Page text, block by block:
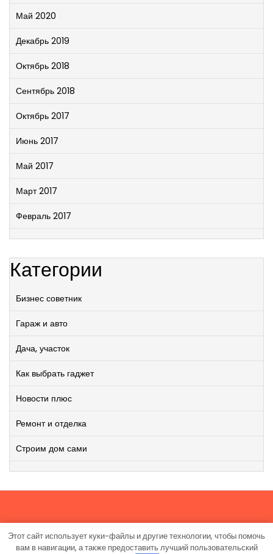
Май 2020
Декабрь 2019
Октябрь 2018
Сентябрь 2018
Октябрь 2017
Июнь 2017
Май 2017
Март 2017
Февраль 2017
Категории
Бизнес советник
Гараж и авто
Дача, участок
Как выбрать гаджет
Новости плюс
Ремонт и отделка
Строим дом сами
Работает на WordPress|Viral News WordPress Theme
Этот сайт использует куки-файлы и другие технологии, чтобы помочь
вам в навигации, а также предоставить лучший пользовательский